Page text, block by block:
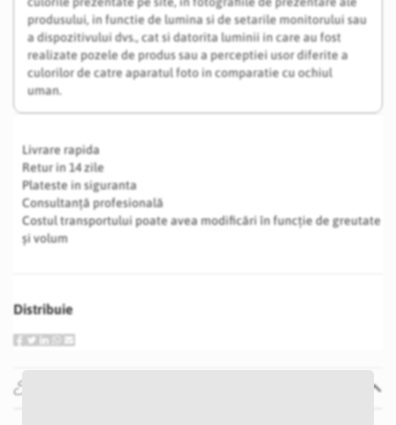
produsului, in functie de lumina si de setarile monitorului sau
a dispozitivului dvs., cat si datorita luminii in care au fost
realizate pozele de produs sau a perceptiei usor diferite a
culorilor de catre aparatul foto in comparatie cu ochiul
uman.
Livrare rapida
Retur in 14 zile
Plateste in siguranta
Consultanță profesională
Costul transportului poate avea modificări în funcție de greutate
și volum
Distribuie
Specificatii